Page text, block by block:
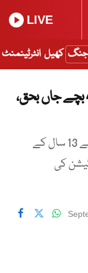
LIVE
جنگ کھیل انٹرٹینمنٹ
گوجرانوالہ، زہریلا کھانا کھانے سے4 بچے جاں بحق،
واقعے میں مرنے والے بچوں کی عمریں 5 سے 13 سال کے
کی